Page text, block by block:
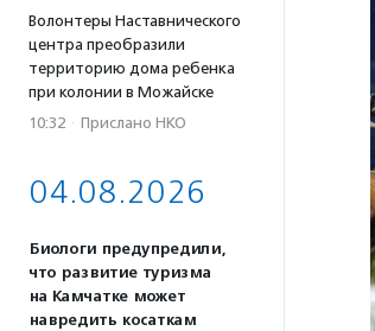
Волонтеры Наставнического
центра преобразили
территорию дома ребенка
при колонии в Можайске
10:32 · Прислано НКО
04.08.2026
Биологи предупредили,
что развитие туризма
на Камчатке может
навредить косаткам